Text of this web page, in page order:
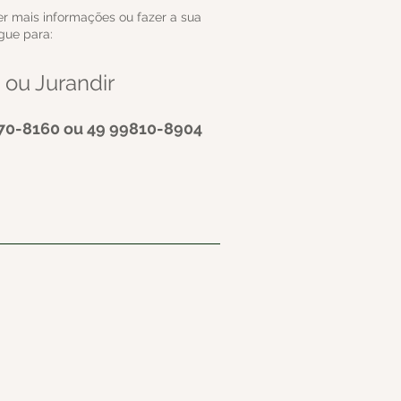
mais informações ou fazer a sua
para:
Jurandir
8160 ou 49 99810-8904